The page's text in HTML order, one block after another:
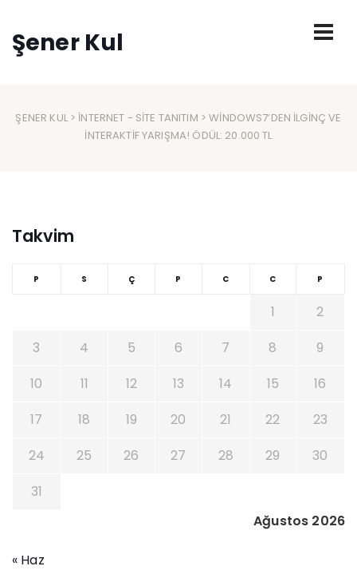
Şener Kul
ŞENER KUL> İNTERNET - SITE TANITIM > WINDOWS7’DEN ILGINÇ VE
INTERAKTIF YARIŞMA! ÖDÜL: 20.000 TL
Takvim
Ağustos 2026
P S Ç P C C P
1
2
3
4 5 6 7 8
9
10
11 12 13 14 15
16
17
18 19 20 21 22
23
24
25 26 27 28 29
30
31
« Haz